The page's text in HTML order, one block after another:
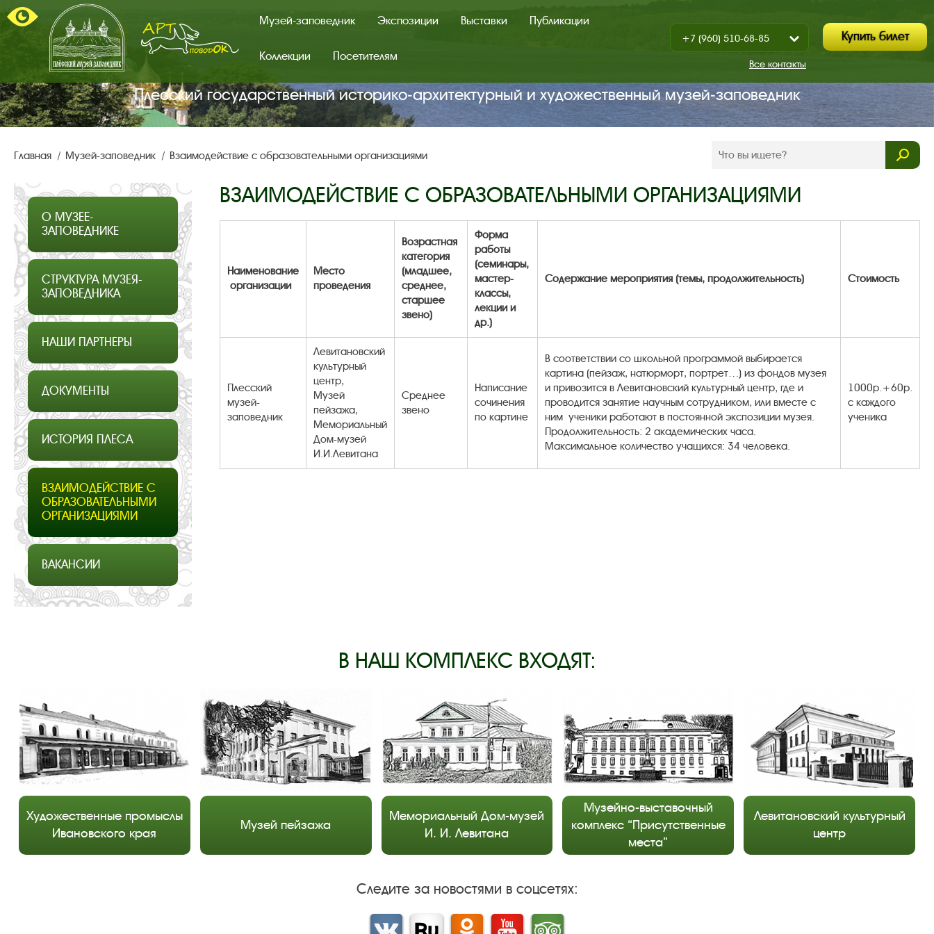
Главная
страница.
поводок.
Музей-заповедник Экспозиции Выставки Публикации
Коллекции Посетителям
Показать
/
Закрыть
+7 (960) 510-68-85
+7 (930) 347-67-70Все контакты
Купить билет
Плесский государственный историко‑архитектурный и художественный музей‑заповедник
Главная Музей-заповедник Взаимодействие с образовательными организациями
О МУЗЕЕ-
ЗАПОВЕДНИКЕ
СТРУКТУРА МУЗЕЯ-
ЗАПОВЕДНИКА
НАШИ ПАРТНЕРЫ
ДОКУМЕНТЫ
ИСТОРИЯ ПЛЕСА
ВЗАИМОДЕЙСТВИЕ С
ОБРАЗОВАТЕЛЬНЫМИ
ОРГАНИЗАЦИЯМИ
ВАКАНСИИ
ВЗАИМОДЕЙСТВИЕ С ОБРАЗОВАТЕЛЬНЫМИ ОРГАНИЗАЦИЯМИ
Наименование
организации
Место
проведения
Возрастная
категория
(младшее,
среднее,
старшее
звено)
Форма
работы
(семинары,
мастер-
классы,
лекции и
др.)
Содержание мероприятия (темы, продолжительность) Стоимость
Плесский
музей-
заповедник
Левитановский
культурный
центр,
Музей
пейзажа,
Мемориальный
Дом-музей
И.И.Левитана
Среднее
звено
Написание
сочинения
по картине
В соответствии со школьной программой выбирается
картина (пейзаж, натюрморт, портрет…) из фондов музея
и привозится в Левитановский культурный центр, где и
проводится занятие научным сотрудником, или вместе с
ним ученики работают в постоянной экспозиции музея.
Продолжительность: 2 академических часа.
Максимальное количество учащихся: 34 человека.
1000р.+60р.
с каждого
ученика
В НАШ КОМПЛЕКС ВХОДЯТ:
Художественные промыслы
Ивановского края
Музей пейзажа
Мемориальный Дом-музей
И. И. Левитана
Музейно-выставочный
комплекс “Присутственные
места”
Левитановский культурный
центр
Следите за новостями в соцсетях:
Вконтактеrutube Одноклассники
YouTubeТрипадвизор